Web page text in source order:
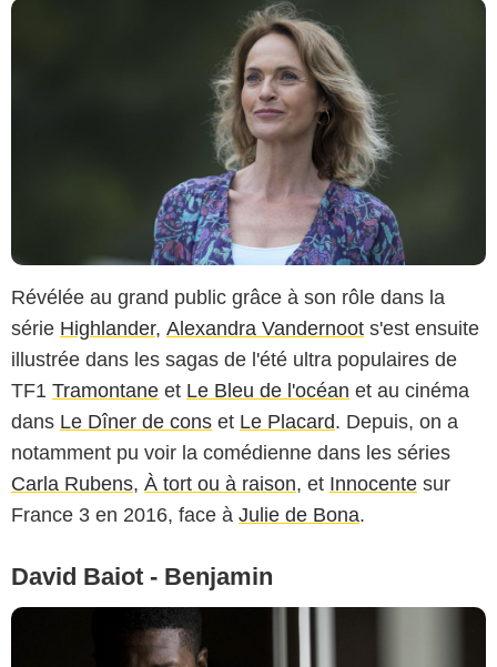
Révélée au grand public grâce à son rôle dans la
série Highlander, Alexandra Vandernoot s'est ensuite
illustrée dans les sagas de l'été ultra populaires de
TF1 Tramontane et Le Bleu de l'océan et au cinéma
dans Le Dîner de cons et Le Placard. Depuis, on a
notamment pu voir la comédienne dans les séries
Carla Rubens, À tort ou à raison, et Innocente sur
France 3 en 2016, face à Julie de Bona.
David Baiot - Benjamin